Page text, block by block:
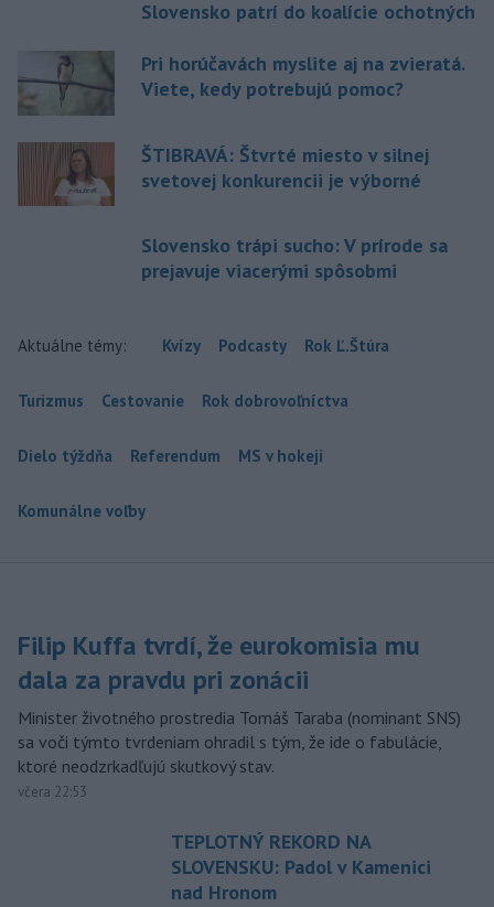
Slovensko patrí do koalície ochotných
Pri horúčavách myslite aj na zvieratá.
Viete, kedy potrebujú pomoc?
ŠTIBRAVÁ: Štvrté miesto v silnej
svetovej konkurencii je výborné
Slovensko trápi sucho: V prírode sa
prejavuje viacerými spôsobmi
Aktuálne témy: Kvízy Podcasty Rok Ľ.Štúra
Turizmus Cestovanie Rok dobrovoľníctva
Dielo týždňa Referendum MS v hokeji
Komunálne voľby
Filip Kuffa tvrdí, že eurokomisia mu
dala za pravdu pri zonácii
Minister životného prostredia Tomáš Taraba (nominant SNS)
sa voči týmto tvrdeniam ohradil s tým, že ide o fabulácie,
ktoré neodzrkadľujú skutkový stav.
včera 22:53
TEPLOTNÝ REKORD NA
SLOVENSKU: Padol v Kamenici
nad Hronom